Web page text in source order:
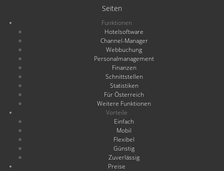
Seiten
Funktionen
Hotelsoftware
Channel-Manager
Webbuchung
Personalmanagement
Finanzen
Schnittstellen
Statistiken
Für Österreich
Weitere Funktionen
Vorteile
Einfach
Mobil
Flexibel
Günstig
Zuverlässig
Preise